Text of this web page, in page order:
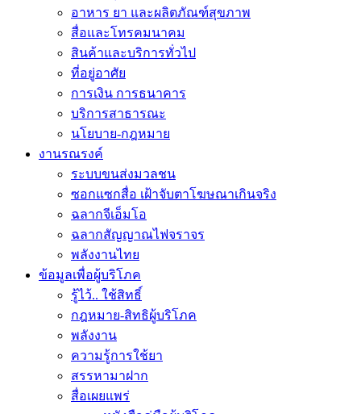
อาหาร ยา และผลิตภัณฑ์สุขภาพ
สื่อและโทรคมนาคม
สินค้าและบริการทั่วไป
ที่อยู่อาศัย
การเงิน การธนาคาร
บริการสาธารณะ
นโยบาย-กฎหมาย
งานรณรงค์
ระบบขนส่งมวลชน
ซอกแซกสื่อ เฝ้าจับตาโฆษณาเกินจริง
ฉลากจีเอ็มโอ
ฉลากสัญญาณไฟจราจร
พลังงานไทย
ข้อมูลเพื่อผู้บริโภค
รู้ไว้.. ใช้สิทธิ์
กฎหมาย-สิทธิผู้บริโภค
พลังงาน
ความรู้การใช้ยา
สรรหามาฝาก
สื่อเผยแพร่